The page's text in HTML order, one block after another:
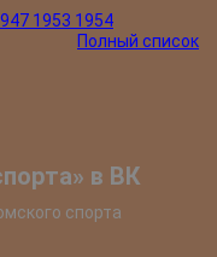
1953 1954
Полный список
в ВК
спорта